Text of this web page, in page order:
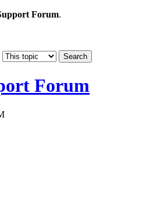
Forum.
Forum